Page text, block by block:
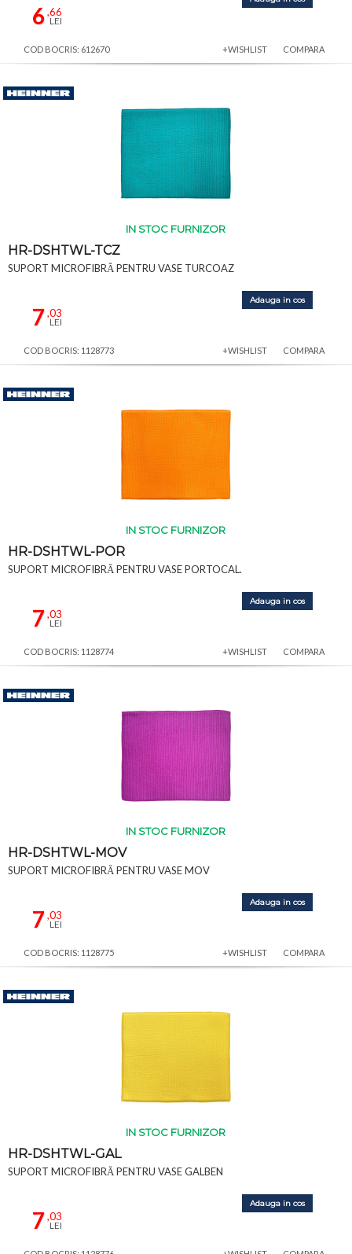
6,66
LEI
COD BOCRIS: 612670 +WISHLIST COMPARA
IN STOC FURNIZOR
HR-DSHTWL-TCZ
SUPORT MICROFIBRĂ PENTRU VASE TURCOAZ
7,03
LEI
Adauga in cos
COD BOCRIS: 1128773 +WISHLIST COMPARA
IN STOC FURNIZOR
HR-DSHTWL-POR
SUPORT MICROFIBRĂ PENTRU VASE PORTOCAL.
7,03
LEI
Adauga in cos
COD BOCRIS: 1128774 +WISHLIST COMPARA
IN STOC FURNIZOR
HR-DSHTWL-MOV
SUPORT MICROFIBRĂ PENTRU VASE MOV
7,03
LEI
Adauga in cos
COD BOCRIS: 1128775 +WISHLIST COMPARA
IN STOC FURNIZOR
HR-DSHTWL-GAL
SUPORT MICROFIBRĂ PENTRU VASE GALBEN
7,03
LEI
Adauga in cos